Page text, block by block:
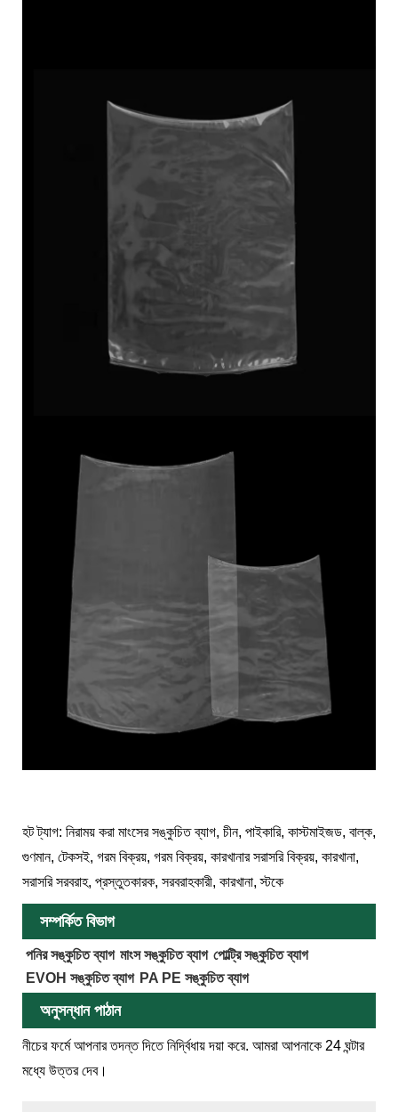
হট ট্যাগ: নিরাময় করা মাংসের সঙ্কুচিত ব্যাগ, চীন, পাইকারি, কাস্টমাইজড, বাল্ক,
গুণমান, টেকসই, গরম বিক্রয়, গরম বিক্রয়, কারখানার সরাসরি বিক্রয়, কারখানা,
সরাসরি সরবরাহ, প্রস্তুতকারক, সরবরাহকারী, কারখানা, স্টকে
সম্পর্কিত বিভাগ
পনির সঙ্কুচিত ব্যাগ মাংস সঙ্কুচিত ব্যাগ পোল্ট্রি সঙ্কুচিত ব্যাগ
EVOH সঙ্কুচিত ব্যাগ PA PE সঙ্কুচিত ব্যাগ
অনুসন্ধান পাঠান
নীচের ফর্মে আপনার তদন্ত দিতে নির্দ্বিধায় দয়া করে. আমরা আপনাকে 24 ঘন্টার
মধ্যে উত্তর দেব।